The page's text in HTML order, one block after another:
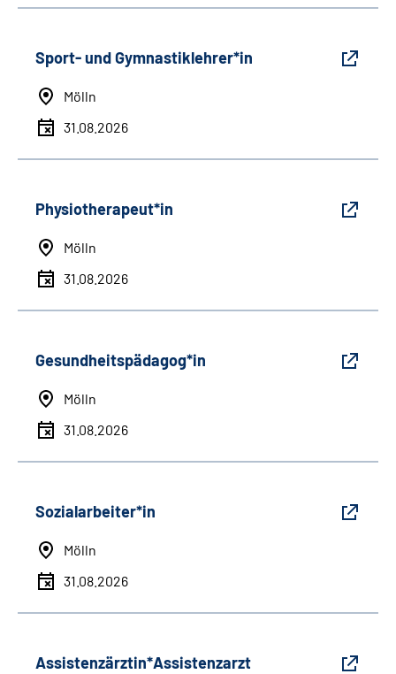
Sport- und Gymnastiklehrer*in
Mölln
31.08.2026
Physiotherapeut*in
Mölln
31.08.2026
Gesundheitspädagog*in
Mölln
31.08.2026
Sozialarbeiter*in
Mölln
31.08.2026
Assistenzärztin*Assistenzarzt